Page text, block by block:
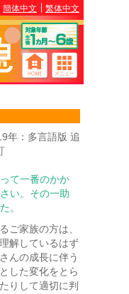
簡体中文 繁体中文
年：多言語版 追
て一番のかか
い。その一助
。
ご家族の方は、
解しているはず
んの成長に伴う
した変化をとら
りして適切に判